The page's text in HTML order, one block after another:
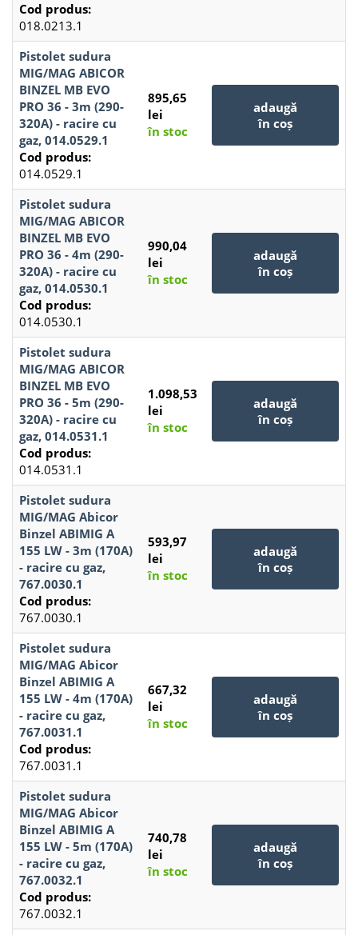
Cod produs:
018.0213.1
Pistolet sudura
MIG/MAG ABICOR
BINZEL MB EVO
PRO 36 - 3m (290-
320A) - racire cu
gaz, 014.0529.1
Cod produs:
014.0529.1
895,65
lei
în stoc
adaugă
în coș
Pistolet sudura
MIG/MAG ABICOR
BINZEL MB EVO
PRO 36 - 4m (290-
320A) - racire cu
gaz, 014.0530.1
Cod produs:
014.0530.1
990,04
lei
în stoc
adaugă
în coș
Pistolet sudura
MIG/MAG ABICOR
BINZEL MB EVO
PRO 36 - 5m (290-
320A) - racire cu
gaz, 014.0531.1
Cod produs:
014.0531.1
1.098,53
lei
în stoc
adaugă
în coș
Pistolet sudura
MIG/MAG Abicor
Binzel ABIMIG A
155 LW - 3m (170A)
- racire cu gaz,
767.0030.1
Cod produs:
767.0030.1
593,97
lei
în stoc
adaugă
în coș
Pistolet sudura
MIG/MAG Abicor
Binzel ABIMIG A
155 LW - 4m (170A)
- racire cu gaz,
767.0031.1
Cod produs:
767.0031.1
667,32
lei
în stoc
adaugă
în coș
Pistolet sudura
MIG/MAG Abicor
Binzel ABIMIG A
155 LW - 5m (170A)
- racire cu gaz,
767.0032.1
Cod produs:
767.0032.1
740,78
lei
în stoc
adaugă
în coș